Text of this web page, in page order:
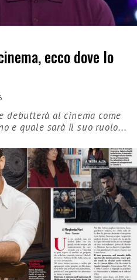
ecco dove lo
debutterà al cinema come
e quale sarà il suo ruolo...